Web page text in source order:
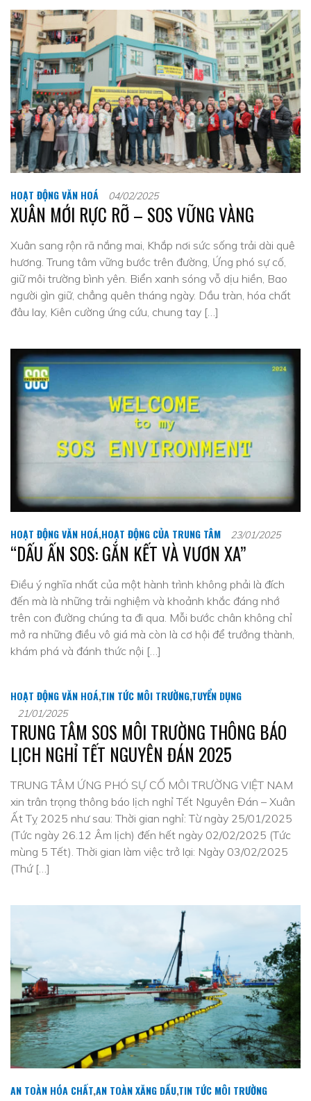
HOẠT ĐỘNG VĂN HOÁ 04/02/2025
XUÂN MỚI RỰC RỠ – SOS VỮNG VÀNG
Xuân sang rộn rã nắng mai, Khắp nơi sức sống trải dài quê
hương. Trung tâm vững bước trên đường, Ứng phó sự cố,
giữ môi trường bình yên. Biển xanh sóng vỗ dịu hiền, Bao
người gìn giữ, chẳng quên tháng ngày. Dầu tràn, hóa chất
đâu lay, Kiên cường ứng cứu, chung tay […]
HOẠT ĐỘNG VĂN HOÁ,HOẠT ĐỘNG CỦA TRUNG TÂM 23/01/2025
“DẤU ẤN SOS: GẮN KẾT VÀ VƯƠN XA”
Điều ý nghĩa nhất của một hành trình không phải là đích
đến mà là những trải nghiệm và khoảnh khắc đáng nhớ
trên con đường chúng ta đi qua. Mỗi bước chân không chỉ
mở ra những điều vô giá mà còn là cơ hội để trưởng thành,
khám phá và đánh thức nội […]
HOẠT ĐỘNG VĂN HOÁ,TIN TỨC MÔI TRƯỜNG,TUYỂN DỤNG
21/01/2025
TRUNG TÂM SOS MÔI TRƯỜNG THÔNG BÁO
LỊCH NGHỈ TẾT NGUYÊN ĐÁN 2025
TRUNG TÂM ỨNG PHÓ SỰ CỐ MÔI TRƯỜNG VIỆT NAM
xin trân trọng thông báo lịch nghỉ Tết Nguyên Đán – Xuân
Ất Tỵ 2025 như sau: Thời gian nghỉ: Từ ngày 25/01/2025
(Tức ngày 26.12 Âm lịch) đến hết ngày 02/02/2025 (Tức
mùng 5 Tết). Thời gian làm việc trở lại: Ngày 03/02/2025
(Thứ […]
AN TOÀN HÓA CHẤT,AN TOÀN XĂNG DẦU,TIN TỨC MÔI TRƯỜNG